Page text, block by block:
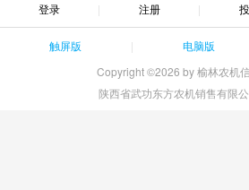
登录 注册
触屏版 电脑版
Copyright ©2026 by 榆林农机
陕西省武功东方农机销售有限